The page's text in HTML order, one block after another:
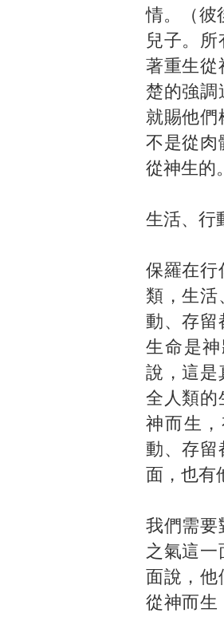
情。（彼
兒子。
著重生從
楚的強調
就賜他們
不是從肉
從神生的
生活、行
保羅在行
類，生活
動、存留
生命是
說，這是
全人類的
神而生
動、存留
面，也有
我們需要
之氣這
面說，他
從神而生